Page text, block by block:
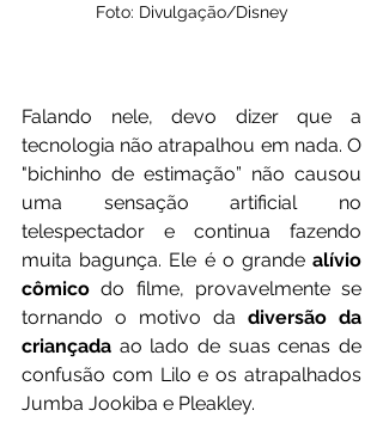
Foto: Divulgação/Disney
Falando nele, devo dizer que a
tecnologia não atrapalhou em nada. O
"bichinho de estimação” não causou
uma sensação artificial no
telespectador e continua fazendo
muita bagunça. Ele é o grande alívio
cômico do filme, provavelmente se
tornando o motivo da diversão da
criançada ao lado de suas cenas de
confusão com Lilo e os atrapalhados
Jumba Jookiba e Pleakley.